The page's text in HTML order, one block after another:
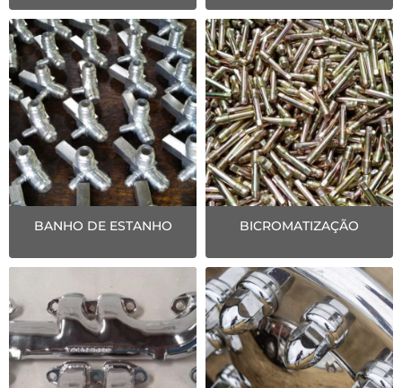
BANHO DE ESTANHO BICROMATIZAÇÃO